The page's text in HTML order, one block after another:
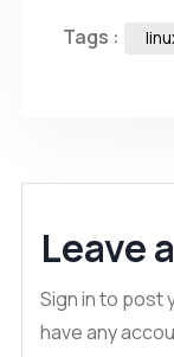
Tags :
Leave
Sign in to post
have any